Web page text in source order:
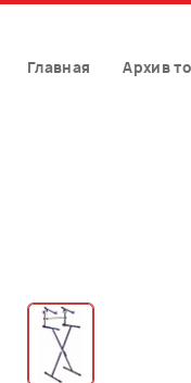
Главная Архив